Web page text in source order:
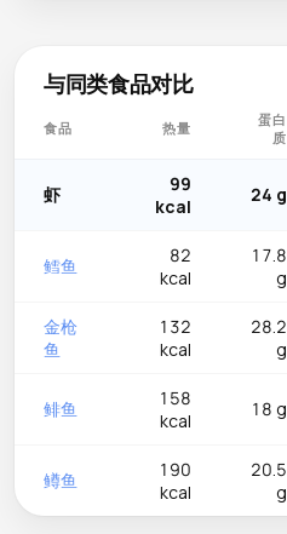
与同类食品对比
食品 热量
蛋白
质
虾
99
kcal
24 g
鳕鱼
82
kcal
17.8
g
金枪
鱼
132
kcal
28.2
g
鲱鱼
158
kcal
18 g
鳟鱼
190
kcal
20.5
g